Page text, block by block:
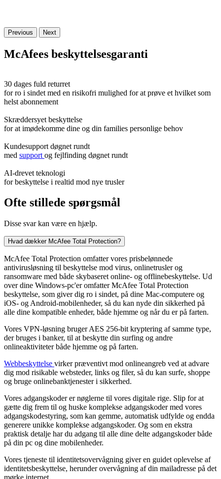
Previous Next
McAfees beskyttelsesgaranti
30 dages fuld returret
for ro i sindet med en risikofri mulighed for at prøve et hvilket som
helst abonnement
Skræddersyet beskyttelse
for at imødekomme dine og din families personlige behov
Kundesupport døgnet rundt
med support og fejlfinding døgnet rundt
AI-drevet teknologi
for beskyttelse i realtid mod nye trusler
Ofte stillede spørgsmål
Disse svar kan være en hjælp.
Hvad dækker McAfee Total Protection?
McAfee Total Protection omfatter vores prisbelønnede
antivirusløsning til beskyttelse mod virus, onlinetrusler og
ransomware med både skybaseret online- og offlinebeskyttelse. Ud
over dine Windows-pc'er omfatter McAfee Total Protection
beskyttelse, som giver dig ro i sindet, på dine Mac-computere og
iOS- og Android-mobilenheder, så du kan nyde din sikkerhed på
alle dine kompatible enheder, både hjemme og når du er på farten.
Vores VPN-løsning bruger AES 256-bit kryptering af samme type,
der bruges i banker, til at beskytte din surfing og andre
onlineaktiviteter både hjemme og på farten.
Webbeskyttelse virker præventivt mod onlineangreb ved at advare
dig mod risikable websteder, links og filer, så du kan surfe, shoppe
og bruge onlinebanktjenester i sikkerhed.
Vores adgangskoder er nøglerne til vores digitale rige. Slip for at
gætte dig frem til og huske komplekse adgangskoder med vores
adgangskodestyring, som kan gemme, automatisk udfylde og endda
generere unikke komplekse adgangskoder. Og som en ekstra
praktisk detalje har du adgang til alle dine delte adgangskoder både
på din pc og dine mobilenheder.
Vores tjeneste til identitetsovervågning giver en guidet oplevelse af
identitetsbeskyttelse, herunder overvågning af din mailadresse på det